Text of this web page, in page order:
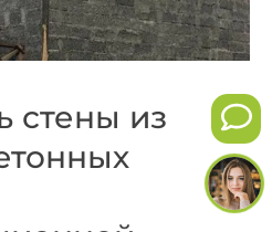
стены из